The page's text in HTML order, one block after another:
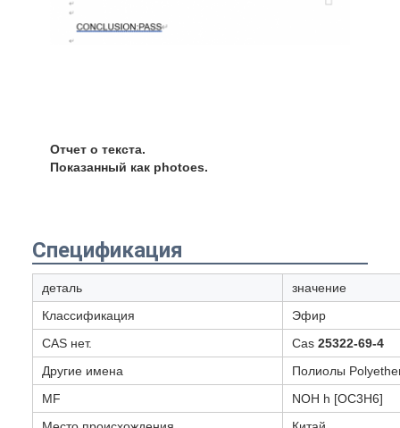
Отчет о текста.
Показанный как photoes.
Спецификация
деталь
значение
Классификация
Эфир
CAS нет.
Cas 25322-69-4
Другие имена
Полиолы
MF
NOH h [OC3H6]